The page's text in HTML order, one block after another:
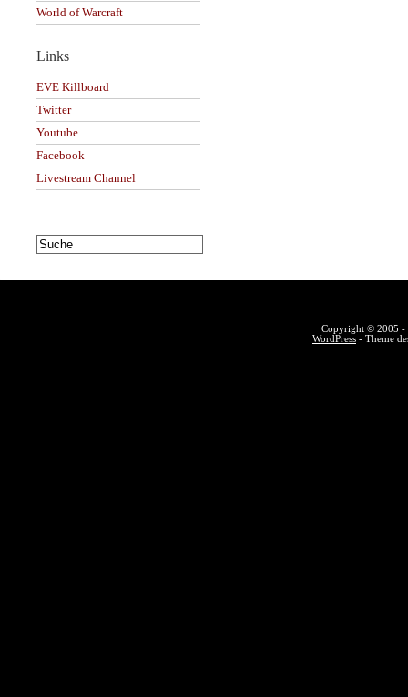
World of Warcraft
Links
EVE Killboard
Twitter
Youtube
Facebook
Livestream Channel
Copyright © 2005 -
WordPress - Theme